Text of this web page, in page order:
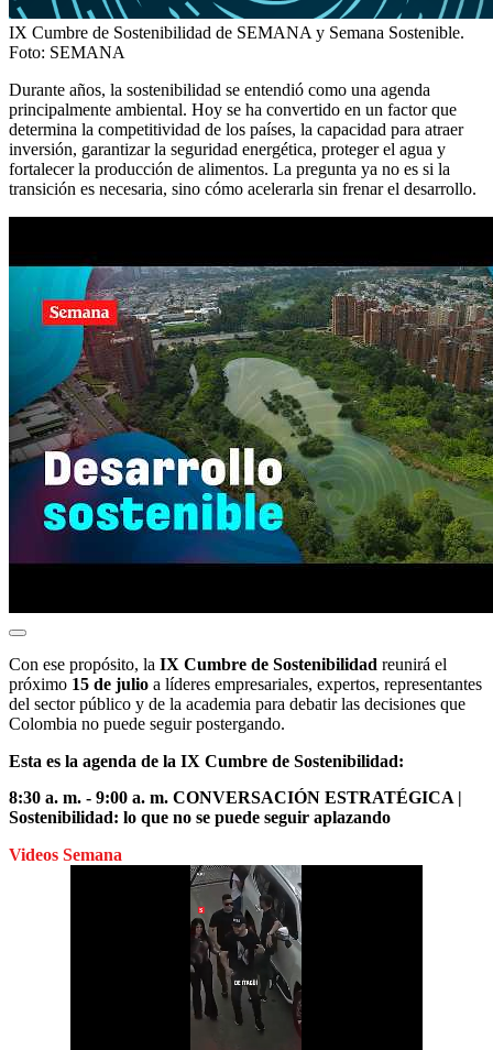
IX Cumbre de Sostenibilidad de SEMANA y Semana Sostenible.
Foto: SEMANA
Durante años, la sostenibilidad se entendió como una agenda
principalmente ambiental. Hoy se ha convertido en un factor que
determina la competitividad de los países, la capacidad para atraer
inversión, garantizar la seguridad energética, proteger el agua y
fortalecer la producción de alimentos. La pregunta ya no es si la
transición es necesaria, sino cómo acelerarla sin frenar el desarrollo.
Con ese propósito, la IX Cumbre de Sostenibilidad reunirá el
próximo 15 de julio a líderes empresariales, expertos, representantes
del sector público y de la academia para debatir las decisiones que
Colombia no puede seguir postergando.
Esta es la agenda de la IX Cumbre de Sostenibilidad:
8:30 a. m. - 9:00 a. m. CONVERSACIÓN ESTRATÉGICA |
Sostenibilidad: lo que no se puede seguir aplazando
Videos Semana